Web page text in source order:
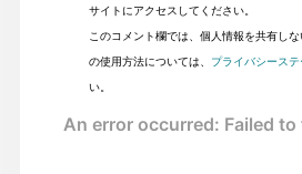
サイトにアクセスしてください。
このコメント欄では、個人情報を共有し
の使用方法については、 プライバシース
い。